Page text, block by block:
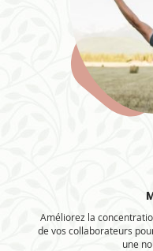
Améliorez la
de vos collaborateurs
une